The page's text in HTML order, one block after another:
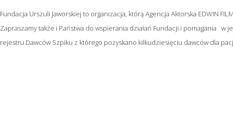
Fundacja Urszuli Jaworskiej to organizacja, którą Agencja Aktorska EDWIN
Zapraszamy także i Państwa do wspierania działań Fundacji i pomagania
rejestru Dawców Szpiku z którego pozyskano kilkudziesięciu dawców dla